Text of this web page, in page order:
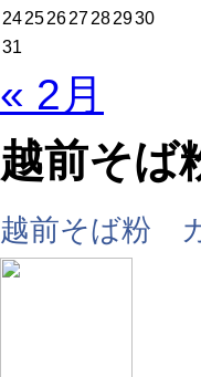
24252627282930
31
« 2月
越前そ
越前そば粉